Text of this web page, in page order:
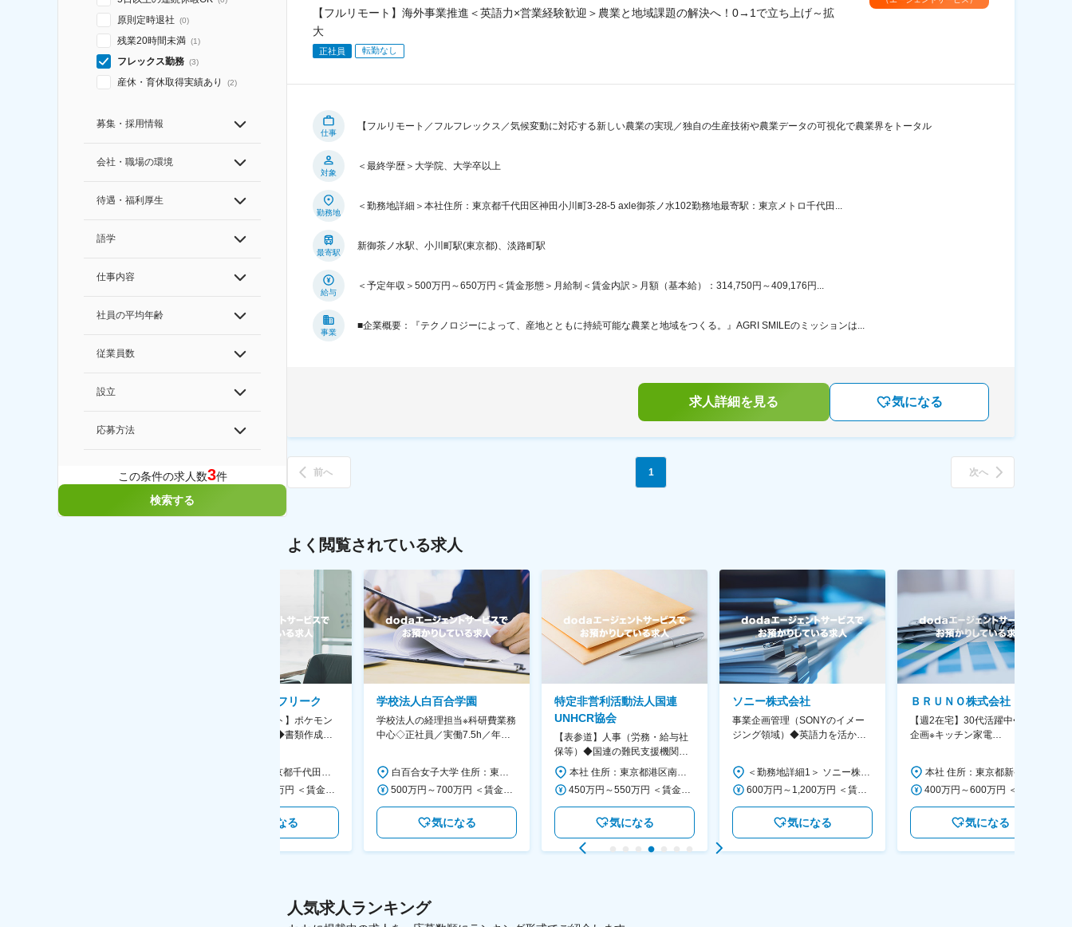
原則定時退社 (0)
残業20時間未満 (1)
フレックス勤務 (3)
産休・育休取得実績あり (2)
募集・採用情報
会社・職場の環境
待遇・福利厚生
語学
仕事内容
社員の平均年齢
従業員数
設立
応募方法
この条件の求人数3件
検索する
【フルリモート】海外事業推進＜英語力×営業経験歓迎＞農業と地域課題の解決へ！0→1で立ち上げ～拡
大
正社員 転勤なし
仕事
【フルリモート／フルフレックス／気候変動に対応する新しい農業の実現／独自の生産技術や農業データの可視化で農業界をトータル
対象
＜最終学歴＞大学院、大学卒以上
勤務地
＜勤務地詳細＞本社住所：東京都千代田区神田小川町3-28-5 axle御茶ノ水102勤務地最寄駅：東京メトロ千代田...
最寄駅
新御茶ノ水駅、小川町駅(東京都)、淡路町駅
給与
＜予定年収＞500万円～650万円＜賃金形態＞月給制＜賃金内訳＞月額（基本給）：314,750円～409,176円...
事業
■企業概要：『テクノロジーによって、産地とともに持続可能な農業と地域をつくる。』AGRI SMILEのミッションは...
求人詳細を見る 気になる
前へ 1 次へ
よく閲覧されている求人
株式会社ゲームフリーク
【庶務アシスタント】ポケモン
シリーズ開発企業◆書類作成・
本社 住所：東京都千代田区神田錦町2-2-1 KANDASQUARE 受動喫煙対策：屋内全面禁煙 変更の範囲：会社の定める事業所
350万円～500万円 ＜賃金形態＞ 月給制 ＜賃金内訳＞ 月額（基本給）：215,000円～307,000円 固定残業手当/月：76,700円～110,000円（固定残業時間45時間0分/月） 超過した時間外労働の残業手当は追加支給 ＜月給＞ 291,700円～417,000円（一律手当を含む） ＜昇給有無＞ 有 ＜残業手当＞ 有 ＜給与補足＞ ※経験・能力を考慮の上、年齢に関わりなく当社規定により優遇します。 賃金はあくまでも目安の金額であり、選考を通じて上下する可能性があります。 月給(月額)は固定手当を含めた表記です。
気になる
学校法人白百合学園
学校法人の経理担当※科研費業務
中心◇正社員／実働7.5h／年休
大学
白百合女子大学 住所：東京都調布市緑ヶ丘1-25 勤務地最寄駅：京王線／仙川駅 受動喫煙対策：屋内全面禁煙 変更の範囲：会社の定める事業所
500万円～700万円 ＜賃金形態＞ 月給制 ＜賃金内訳＞ 月額（基本給）：280,000円～430,000円 ＜月給＞ 280,000円～430,000円 ＜昇給有無＞ 有 ＜残業手当＞ 有 ＜給与補足＞ ※年齢・過去の経験に基づき、本学規定に合わせ決定 【残業手当】有 /残業時間に応じて全額支給（※想定年収に含む） 【各種手当】扶養手当/住宅手当/通勤手当 等 【賞与】年2回（6月、12月） 【昇給】年1回（4月） 賃金はあくまでも目安の金額であり、選考を通じて上下する可能性があります。 月給(月額)は固定手当を含めた表記です。
気になる
特定非営利活動法人国連
UNHCR協会
【表参道】人事（労務・給与社
保等）◆国連の難民支援機関の
活動を支える日本公式支援窓口
◆正職員登用前提
本社 住所：東京都港区南青山6-10-11 ウェスレーセンター3F 勤務地最寄駅：地下鉄各線／表参道駅 受動喫煙対策：屋内全面禁煙 変更の範囲：会社の定める事業所（リモートワーク含む）
450万円～550万円 ＜賃金形態＞ 月給制 ＜賃金内訳＞ 月額（基本給）：340,000円～420,000円 ＜月給＞ 340,000円～420,000円 ＜昇給有無＞ 有 ＜残業手当＞ 有 ＜給与補足＞ ※能力・経験によって決定します。 ■賞与あり（業績評価に応じて支給） 賃金はあくまでも目安の金額であり、選考を通じて上下する可能性があります。 月給(月額)は固定手当を含めた表記です。
気になる
ソニー株式会社
事業企画管理（SONYのイメー
ジング領域）◆英語力を活か
＜勤務地詳細1＞ ソニー株式会社 住所：神奈川県横浜市西区みなとみらい5-1-1 受動喫煙対策：屋内全面禁煙 ＜勤務地詳細2＞ ソニーシティ大崎 住所：東京都品川区大崎2-10-1 勤務地最寄駅：JR線／大崎駅 受動喫煙対策：屋内全面禁煙 変更の範囲：会社の定める事業所（リモートワーク含む）
600万円～1,200万円 ＜賃金形態＞ 月給制 ＜賃金内訳＞ 月額（基本給）：350,000円～500,000円 ＜月給＞ 350,000円～500,000円 ＜昇給有無＞ 有 ＜残業手当＞ 有 ＜給与補足＞ ※年収は経験や能力を考慮の上、当社規定により決定します。 賃金はあくまでも目安の金額であり、選考を通じて上下する可能性があります。 月給(月額)は固定手当を含めた表記です。
気になる
ＢＲＵＮＯ株式会社
【週2在宅】30代活躍中◆商品
企画※キッチン家電
画～調達／働き方◎
気になる
人気求人ランキング